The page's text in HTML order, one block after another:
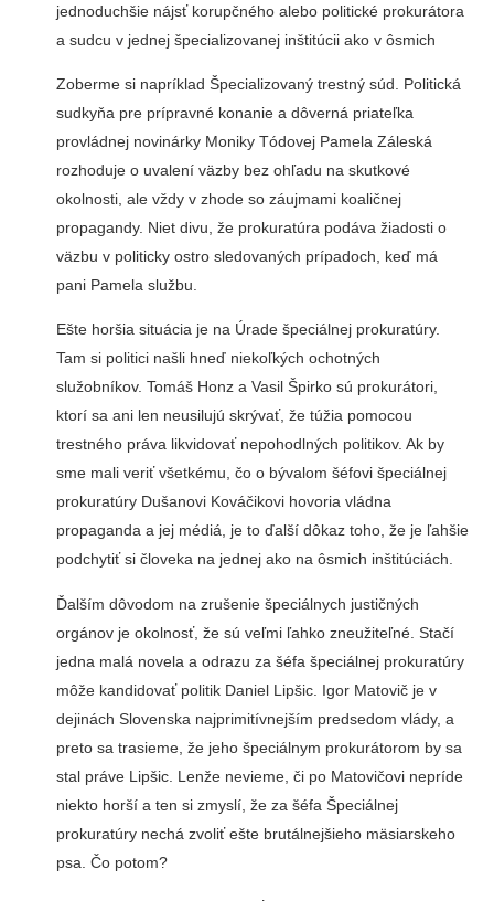
jednoduchšie nájsť korupčného alebo politické prokurátora
a sudcu v jednej špecializovanej inštitúcii ako v ôsmich
Zoberme si napríklad Špecializovaný trestný súd. Politická
sudkyňa pre prípravné konanie a dôverná priateľka
provládnej novinárky Moniky Tódovej Pamela Záleská
rozhoduje o uvalení väzby bez ohľadu na skutkové
okolnosti, ale vždy v zhode so záujmami koaličnej
propagandy. Niet divu, že prokuratúra podáva žiadosti o
väzbu v politicky ostro sledovaných prípadoch, keď má
pani Pamela službu.
Ešte horšia situácia je na Úrade špeciálnej prokuratúry.
Tam si politici našli hneď niekoľkých ochotných
služobníkov. Tomáš Honz a Vasil Špirko sú prokurátori,
ktorí sa ani len neusilujú skrývať, že túžia pomocou
trestného práva likvidovať nepohodlných politikov. Ak by
sme mali veriť všetkému, čo o bývalom šéfovi špeciálnej
prokuratúry Dušanovi Kováčikovi hovoria vládna
propaganda a jej médiá, je to ďalší dôkaz toho, že je ľahšie
podchytiť si človeka na jednej ako na ôsmich inštitúciách.
Ďalším dôvodom na zrušenie špeciálnych justičných
orgánov je okolnosť, že sú veľmi ľahko zneužiteľné. Stačí
jedna malá novela a odrazu za šéfa špeciálnej prokuratúry
môže kandidovať politik Daniel Lipšic. Igor Matovič je v
dejinách Slovenska najprimitívnejším predsedom vlády, a
preto sa trasieme, že jeho špeciálnym prokurátorom by sa
stal práve Lipšic. Lenže nevieme, či po Matovičovi nepríde
niekto horší a ten si zmyslí, že za šéfa Špeciálnej
prokuratúry nechá zvoliť ešte brutálnejšieho mäsiarskeho
psa. Čo potom?